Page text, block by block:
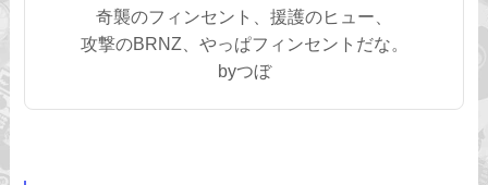
奇襲のフィンセント、援護のヒュー、
攻撃のBRNZ、やっぱフィンセントだな。
byつぼ